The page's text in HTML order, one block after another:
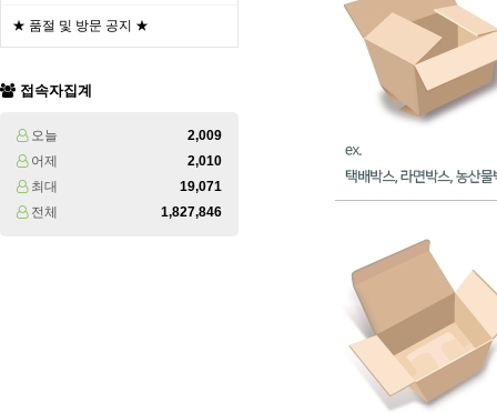
★ 품절 및 방문 공지 ★
접속자집계
오늘
2,009
어제
2,010
최대
19,071
전체
1,827,846